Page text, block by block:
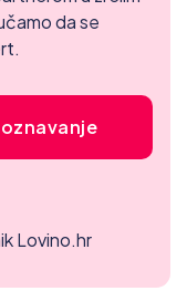
da se
Lovino.hr